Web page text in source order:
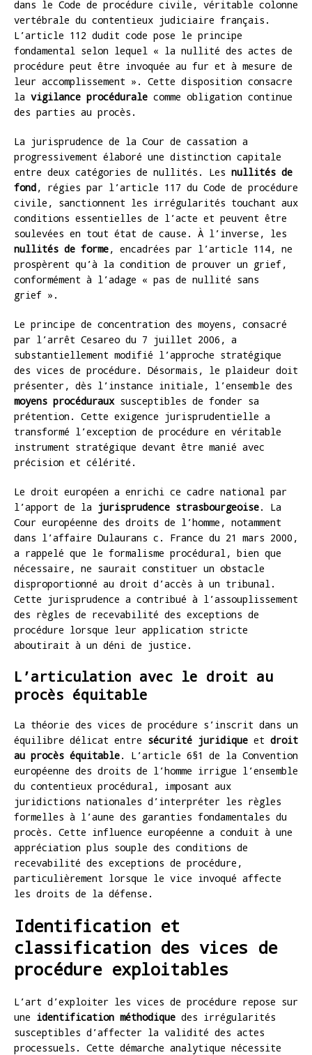
dans le Code de procédure civile, véritable colonne
vertébrale du contentieux judiciaire français.
L’article 112 dudit code pose le principe
fondamental selon lequel « la nullité des actes de
procédure peut être invoquée au fur et à mesure de
leur accomplissement ». Cette disposition consacre
la vigilance procédurale comme obligation continue
des parties au procès.
La jurisprudence de la Cour de cassation a
progressivement élaboré une distinction capitale
entre deux catégories de nullités. Les nullités de
fond, régies par l’article 117 du Code de procédure
civile, sanctionnent les irrégularités touchant aux
conditions essentielles de l’acte et peuvent être
soulevées en tout état de cause. À l’inverse, les
nullités de forme, encadrées par l’article 114, ne
prospèrent qu’à la condition de prouver un grief,
conformément à l’adage « pas de nullité sans
grief ».
Le principe de concentration des moyens, consacré
par l’arrêt Cesareo du 7 juillet 2006, a
substantiellement modifié l’approche stratégique
des vices de procédure. Désormais, le plaideur doit
présenter, dès l’instance initiale, l’ensemble des
moyens procédurauxsusceptibles de fonder sa
prétention. Cette exigence jurisprudentielle a
transformé l’exception de procédure en véritable
instrument stratégique devant être manié avec
précision et célérité.
Le droit européen a enrichi ce cadre national par
l’apport de la jurisprudence strasbourgeoise. La
Cour européenne des droits de l’homme, notamment
dans l’affaire Dulaurans c. France du 21 mars 2000,
a rappelé que le formalisme procédural, bien que
nécessaire, ne saurait constituer un obstacle
disproportionné au droit d’accès à un tribunal.
Cette jurisprudence a contribué à l’assouplissement
des règles de recevabilité des exceptions de
procédure lorsque leur application stricte
aboutirait à un déni de justice.
L’articulation avec le droit au
procès équitable
La théorie des vices de procédure s’inscrit dans un
équilibre délicat entre sécurité juridique et droit
au procès équitable. L’article 6§1 de la Convention
européenne des droits de l’homme irrigue l’ensemble
du contentieux procédural, imposant aux
juridictions nationales d’interpréter les règles
formelles à l’aune des garanties fondamentales du
procès. Cette influence européenne a conduit à une
appréciation plus souple des conditions de
recevabilité des exceptions de procédure,
particulièrement lorsque le vice invoqué affecte
les droits de la défense.
Identification et
classification des vices de
procédure exploitables
L’art d’exploiter les vices de procédure repose sur
une identification méthodique des irrégularités
susceptibles d’affecter la validité des actes
processuels. Cette démarche analytique nécessite